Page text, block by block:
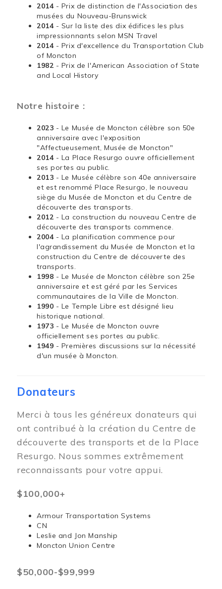
2014 - Prix de distinction de l'Association des
musées du Nouveau-Brunswick
2014 - Sur la liste des dix édifices les plus
impressionnants selon MSN Travel
2014 - Prix d'excellence du Transportation Club
of Moncton
1982 - Prix de l'American Association of State
and Local History
Notre histoire :
2023 - Le Musée de Moncton célèbre son 50e
anniversaire avec l'exposition
"Affectueusement, Musée de Moncton"
2014 - La Place Resurgo ouvre officiellement
ses portes au public.
2013 - Le Musée célèbre son 40e anniversaire
et est renommé Place Resurgo, le nouveau
siège du Musée de Moncton et du Centre de
découverte des transports.
2012 - La construction du nouveau Centre de
découverte des transports commence.
2004 - La planification commence pour
l'agrandissement du Musée de Moncton et la
construction du Centre de découverte des
transports.
1998 - Le Musée de Moncton célèbre son 25e
anniversaire et est géré par les Services
communautaires de la Ville de Moncton.
1990 - Le Temple Libre est désigné lieu
historique national.
1973 - Le Musée de Moncton ouvre
officiellement ses portes au public.
1949 - Premières discussions sur la nécessité
d'un musée à Moncton.
Donateurs
Merci à tous les généreux donateurs qui
ont contribué à la création du Centre de
découverte des transports et de la Place
Resurgo. Nous sommes extrêmement
reconnaissants pour votre appui.
$100,000+
Armour Transportation Systems
CN
Leslie and Jon Manship
Moncton Union Centre
$50,000-$99,999